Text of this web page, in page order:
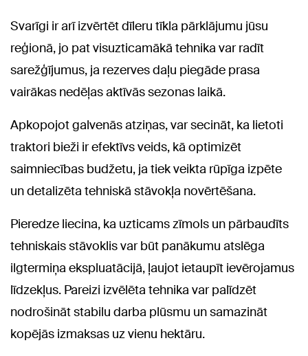
Svarīgi ir arī izvērtēt dīleru tīkla pārklājumu jūsu
reģionā, jo pat visuzticamākā tehnika var radīt
sarežģījumus, ja rezerves daļu piegāde prasa
vairākas nedēļas aktīvās sezonas laikā.
Apkopojot galvenās atziņas, var secināt, ka lietoti
traktori bieži ir efektīvs veids, kā optimizēt
saimniecības budžetu, ja tiek veikta rūpīga izpēte
un detalizēta tehniskā stāvokļa novērtēšana.
Pieredze liecina, ka uzticams zīmols un pārbaudīts
tehniskais stāvoklis var būt panākumu atslēga
ilgtermiņa ekspluatācijā, ļaujot ietaupīt ievērojamus
līdzekļus. Pareizi izvēlēta tehnika var palīdzēt
nodrošināt stabilu darba plūsmu un samazināt
kopējās izmaksas uz vienu hektāru.